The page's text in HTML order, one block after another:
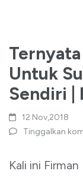
Untuk
Sendiri |
12 Nov,2018
Tinggalkan
Kali ini